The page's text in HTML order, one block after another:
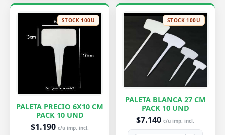
STOCK 100U
PALETA PRECIO 6X10 CM
PACK 10 UND
$1.190 c/u imp. incl.
STOCK 100U
PALETA BLANCA 27 CM
PACK 10 UND
$7.140 c/u imp. incl.